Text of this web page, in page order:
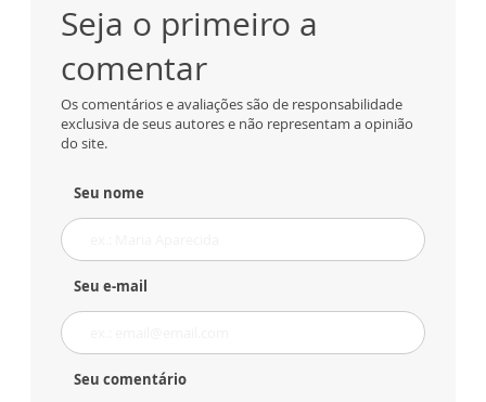
Seja o primeiro a
comentar
Os comentários e avaliações são de responsabilidade
exclusiva de seus autores e não representam a opinião
do site.
Seu nome
Seu e-mail
Seu comentário